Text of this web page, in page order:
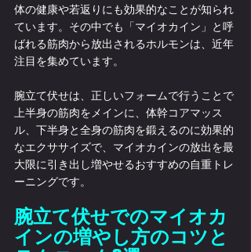
体の健康や若返りにも効果的なことが知られ
ています。その中でも「マイオカイン」と呼
ばれる筋肉から放出されるホルモンは、近年
注目を集めています。
腕立て伏せは、正しいフォームで行うことで
上半身の筋肉をメインに、体幹コアマッス
ル、下半身と全身の筋肉を鍛えるのに効果的
なエクササイズで、マイオカインの放出を最
大限に引き出し増やせるおすすめの自重トレ
ーニングです。
腕立て伏せでのマイオカ
インの増やし方のコツと